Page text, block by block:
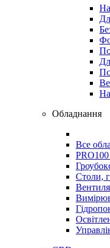
Обладнання
Все
Столи,